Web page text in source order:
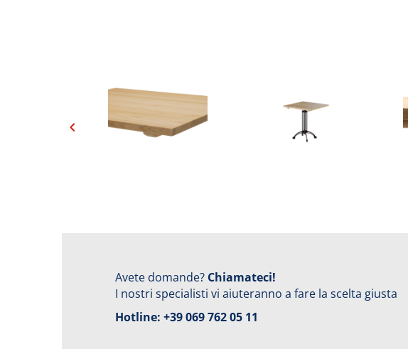
Avete domande? Chiamateci!
I nostri specialisti vi aiuteranno a fare la scelta giusta
Hotline: +39 069 762 05 11